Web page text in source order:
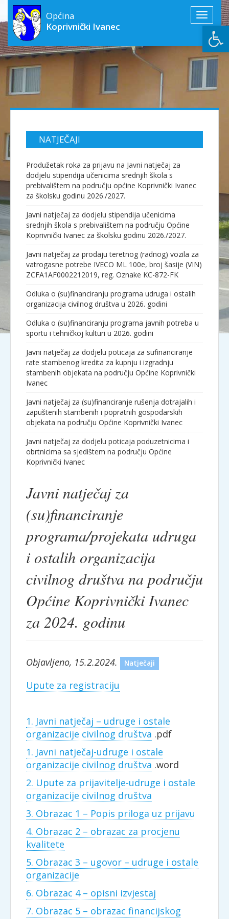
Toggle
Općina
Koprivnički Ivanec
NATJEČAJI
Produžetak roka za prijavu na Javni natječaj za
dodjelu stipendija učenicima srednjih škola s
prebivalištem na području općine Koprivnički Ivanec
za školsku godinu 2026./2027.
Javni natječaj za dodjelu stipendija učenicima
srednjih škola s prebivalištem na području Općine
Koprivnički Ivanec za školsku godinu 2026./2027.
Javni natječaj za prodaju teretnog (radnog) vozila za
vatrogasne potrebe IVECO ML 100e, broj šasije (VIN)
ZCFA1AF0002212019, reg. Oznake KC-872-FK
Odluka o (su)financiranju programa udruga i ostalih
organizacija civilnog društva u 2026. godini
Odluka o (su)financiranju programa javnih potreba u
sportu i tehničkoj kulturi u 2026. godini
Javni natječaj za dodjelu poticaja za sufinanciranje
rate stambenog kredita za kupnju i izgradnju
stambenih objekata na području Općine Koprivnički
Ivanec
Javni natječaj za (su)financiranje rušenja dotrajalih i
zapuštenih stambenih i popratnih gospodarskih
objekata na području Općine Koprivnički Ivanec
Javni natječaj za dodjelu poticaja poduzetnicima i
obrtnicima sa sjedištem na području Općine
Koprivnički Ivanec
Javni natječaj za
(su)financiranje
programa/projekata udruga
i ostalih organizacija
civilnog društva na području
Općine Koprivnički Ivanec
za 2024. godinu
Objavljeno, 15.2.2024. Natječaji
Upute za registraciju
1. Javni natječaj – udruge i ostale
organizacije civilnog društva .pdf
1. Javni natječaj-udruge i ostale
organizacije civilnog društva .word
2. Upute za prijavitelje-udruge i ostale
organizacije civilnog društva
3. Obrazac 1 – Popis priloga uz prijavu
4. Obrazac 2 – obrazac za procjenu
kvalitete
5. Obrazac 3 – ugovor – udruge i ostale
organizacije
6. Obrazac 4 – opisni izvjestaj
7. Obrazac 5 – obrazac financijskog